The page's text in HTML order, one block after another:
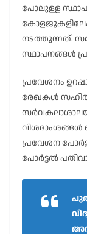
പോലുള്ള
നടത്തുന്നത്.
സ്ഥാപനങ്ങൾ
പ്രവേശനം
രേഖകൾ
വിശദാംശങ്ങൾ
പ്രവേശന
പോർട്ടൽ